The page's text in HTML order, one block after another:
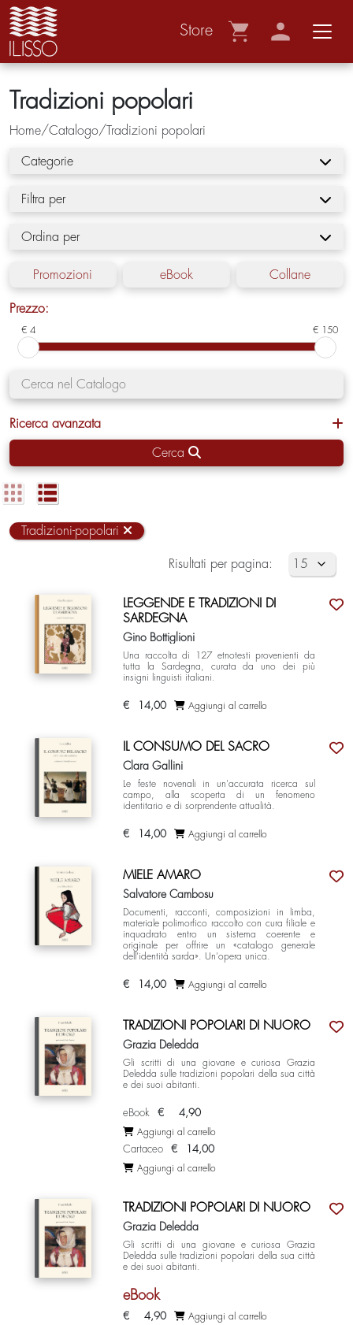
Store
Tradizioni popolari
Home/Catalogo/Tradizioni popolari
Categorie
Filtra per
Ordina per
Promozioni eBook Collane
Prezzo:
€ 4 € 150
Ricerca avanzata
Cerca
Tradizioni-popolari
Risultati per pagina:
LEGGENDE E TRADIZIONI DI
SARDEGNA
Gino Bottiglioni
Una raccolta di 127 etnotesti provenienti da
tutta la Sardegna, curata da uno dei più
insigni linguisti italiani.
€ 14,00 Aggiungi al carrello
IL CONSUMO DEL SACRO
Clara Gallini
Le feste novenali in un'accurata ricerca sul
campo, alla scoperta di un fenomeno
identitario e di sorprendente attualità.
€ 14,00 Aggiungi al carrello
MIELE AMARO
Salvatore Cambosu
Documenti, racconti, composizioni in limba,
materiale polimorfico raccolto con cura filiale e
inquadrato entro un sistema coerente e
originale per offrire un «catalogo generale
dell’identità sarda». Un’opera unica.
€ 14,00 Aggiungi al carrello
TRADIZIONI POPOLARI DI NUORO
Grazia Deledda
Gli scritti di una giovane e curiosa Grazia
Deledda sulle tradizioni popolari della sua città
e dei suoi abitanti.
eBook € 4,90
Aggiungi al carrello
Cartaceo € 14,00
Aggiungi al carrello
TRADIZIONI POPOLARI DI NUORO
Grazia Deledda
Gli scritti di una giovane e curiosa Grazia
Deledda sulle tradizioni popolari della sua città
e dei suoi abitanti.
eBook
€ 4,90 Aggiungi al carrello